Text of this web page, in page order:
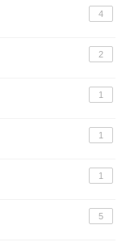
4
2
1
1
1
5